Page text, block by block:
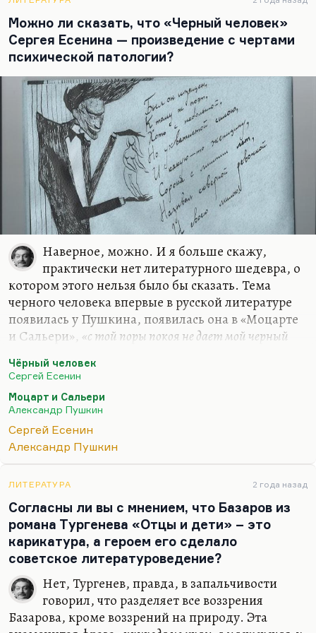
«Крылья» и многие стихи из тех же
«Александрийских песен» стали объектом
скандала. В общем, никакого скандала и не
вышло, потому что русская литература к этому
времени была уже далеко не так целомудренна,
как за 20 лет до того. И дело даже не в том, что
Кузмин, может быть, первый стал так много и
успешно в русской поэзии использовать верлибр,
который до этого был у нас очень нечастым
гостем. Это даже не совсем верлибр, это скорее
дольник в духе того дольника, который принес в
русскую литературу еще Пушкин в…
Можно ли сказать, что «Черный человек»
Сергея Есенина — произведение с чертами
психической патологии?
Наверное, можно. И я больше скажу,
практически нет литературного шедевра, о
котором этого нельзя было бы сказать. Тема
черного человека впервые в русской литературе
появилась у Пушкина, появилась она в «Моцарте
и Сальери», «с той поры покоя не дает мой черный
человек у Моцарта, это не раздвоение личности.
Это лишний раз, кстати, подсказывает мне
правоту моей версии — черный человек это не
Есенин, а страшный вариант его судьбы. Может
быть, кто-то из вас даже знает, что за черный
человек в действительности пришел к Моцарту,
известная история. За неделю до смерти
Моцарта, ну не за неделю, за месяц,…
Чёрный человек
Сергей Есенин
Моцарт и Сальери
Александр Пушкин
Сергей Есенин
Александр Пушкин
ЛИТЕРАТУРА 2 года назад
Согласны ли вы с мнением, что Базаров из
романа Тургенева «Отцы и дети» – это
карикатура, а героем его сделало
советское литературоведение?
Нет, Тургенев, правда, в запальчивости
говорил, что разделяет все воззрения
Базарова, кроме воззрений на природу. Эта